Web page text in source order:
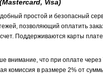
Visa)
простой и безопасный
позволяющий оплатить
Поддерживаются карты
внимание, что при оплате через
комиссия в размере 2% от